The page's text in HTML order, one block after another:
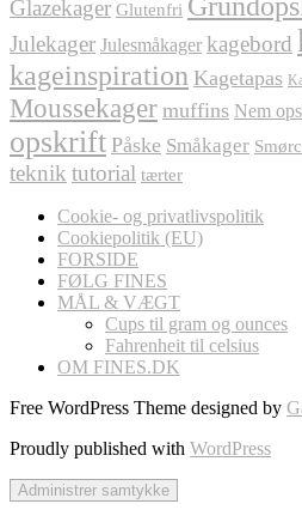
Glazekager Glutenfri
Julekager Julesmåkager kagebord
kageinspiration Kagetapas
Moussekager muffins Nem
opskrift Påske Småkager
teknik tutorial tærter
Cookie- og privatlivspolitik
Cookiepolitik (EU)
FORSIDE
FØLG FINES
MÅL & VÆGT
Cups til gram og ounces
Fahrenheit til celsius
OM FINES.DK
Free WordPress Theme designed by
Proudly published with WordPress
Administrer samtykke